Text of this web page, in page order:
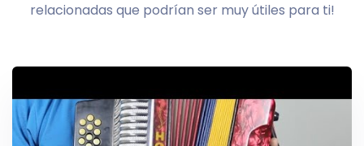
relacionadas que podrían ser muy útiles para ti!